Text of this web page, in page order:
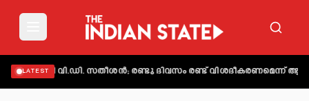
LATESTവി.ഡി. സതീശൻ; രണ്ടു ദിവസം രണ്ട് വിശദീകരണമെന്ന്